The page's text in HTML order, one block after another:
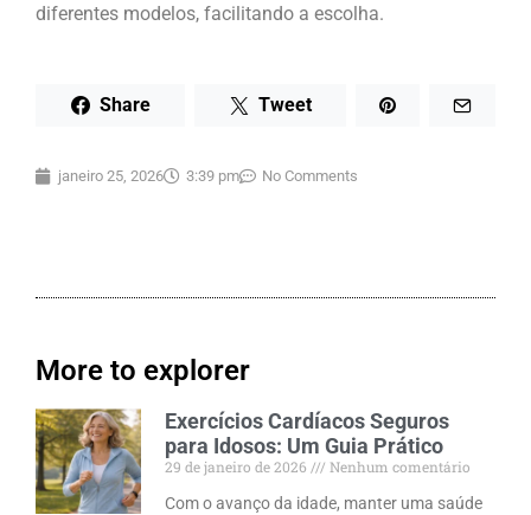
diferentes modelos, facilitando a escolha.
Share Tweet
janeiro 25, 2026 3:39 pm No Comments
More to explorer
Exercícios Cardíacos Seguros
para Idosos: Um Guia Prático
29 de janeiro de 2026
Nenhum comentário
Com o avanço da idade, manter uma saúde